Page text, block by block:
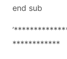
end sub
************